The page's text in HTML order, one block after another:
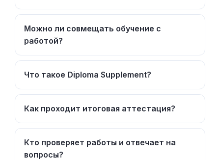
Можно ли совмещать обучение с
работой?
Что такое Diploma Supplement?
Как проходит итоговая аттестация?
Кто проверяет работы и отвечает на
вопросы?